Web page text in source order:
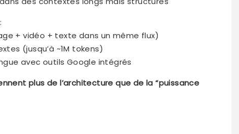
+ vidéo + texte dans un même flux)
(jusqu’à ~1M tokens)
avec outils Google intégrés
plus de l’architecture que de la “puissance